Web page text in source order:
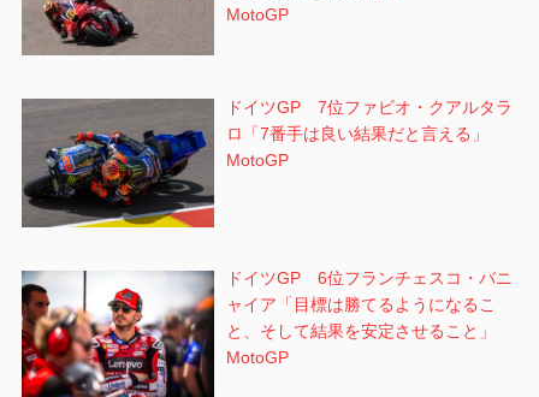
MotoGP
ドイツGP 7位ファビオ・クアルタラ
ロ「7番手は良い結果だと言える」
MotoGP
ドイツGP 6位フランチェスコ・バニ
ャイア「目標は勝てるようになるこ
と、そして結果を安定させること」
MotoGP